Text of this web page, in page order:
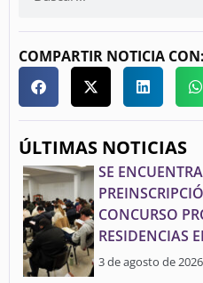
COMPARTIR NOTICIA CON:
ÚLTIMAS NOTICIAS
SE
CONCURSO
RESIDENCIAS
3 de agosto de 2026